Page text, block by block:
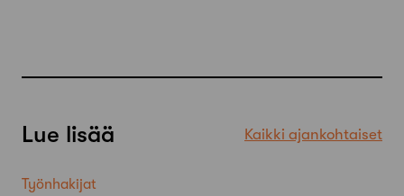
Lue lisää Kaikki ajankohtaiset
Työnhakijat